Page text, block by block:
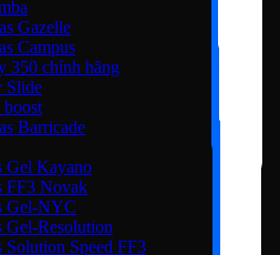
Gazelle
Campus
350 chính hãng
Slide
Barricade
Gel Kayano
FF3 Novak
Gel-NYC
Gel-Resolution
Solution Speed FF3